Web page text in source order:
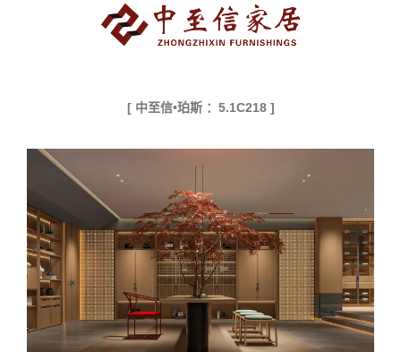
[ 中至信•珀斯 ：5.1C218 ]